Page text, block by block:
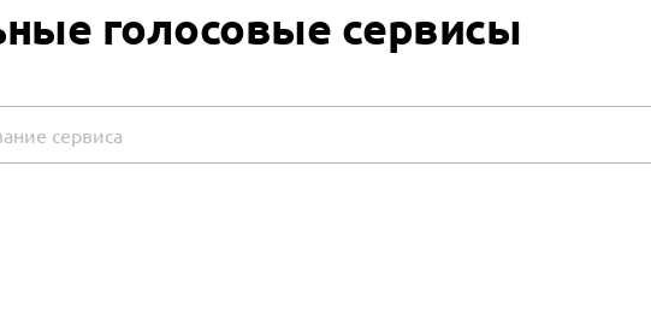
голосовые сервисы